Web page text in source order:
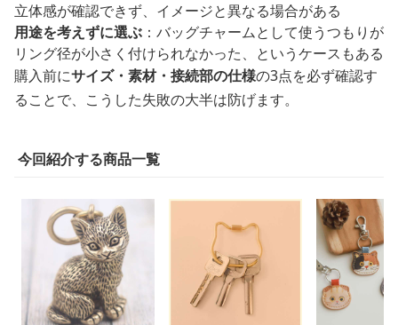
立体感が確認できず、イメージと異なる場合がある
用途を考えずに選ぶ ：バッグチャームとして使うつもりが
リング径が小さく付けられなかった、というケースもある
購入前にサイズ・素材・接続部の仕様の3点を必ず確認す
ることで、こうした失敗の大半は防げます。
今回紹介する商品一覧